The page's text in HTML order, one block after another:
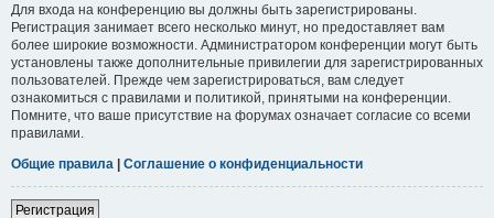
Для входа на конференцию вы должны быть зарегистрированы.
Регистрация занимает всего несколько минут, но предоставляет вам
более широкие возможности. Администратором конференции могут быть
установлены также дополнительные привилегии для зарегистрированных
пользователей. Прежде чем зарегистрироваться, вам следует
ознакомиться с правилами и политикой, принятыми на конференции.
Помните, что ваше присутствие на форумах означает согласие со всеми
правилами.
Общие правила | Соглашение о конфиденциальности
Регистрация